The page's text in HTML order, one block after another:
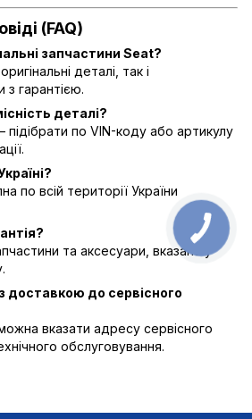
(FAQ)
запчастини Seat?
деталі, так і
з гарантією.
деталі?
підібрати по VIN-коду або артикулу
по всій території України
та аксесуари, вказана у
доставкою до сервісного
вказати адресу сервісного
обслуговування.